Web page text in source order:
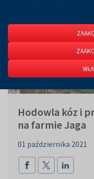
Hodowla kóz i
na farmie Jaga
01 października 2021